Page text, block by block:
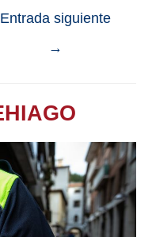
Entrada siguiente
→